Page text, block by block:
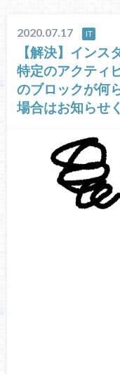
2020.07.17 IT
【解決】インス
特定のアクティ
のブロックが何
場合はお知らせ